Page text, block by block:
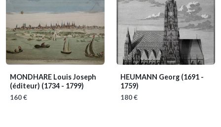
MONDHARE Louis Joseph
(éditeur) (1734 - 1799)
160 €
HEUMANN Georg (1691 -
1759)
180 €